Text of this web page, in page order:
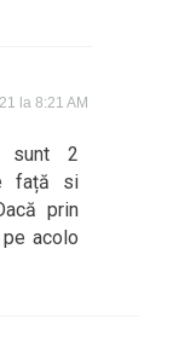
la 8:21 AM
sunt 2
față si
prin
acolo